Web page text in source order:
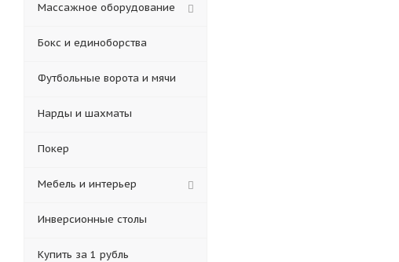
Массажное оборудование
Бокс и единоборства
Футбольные ворота и мячи
Нарды и шахматы
Покер
Мебель и интерьер
Инверсионные столы
Купить за 1 рубль